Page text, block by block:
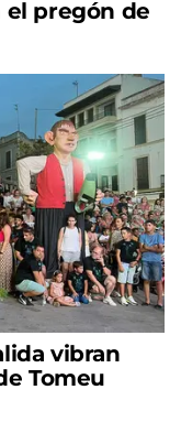
el pregón de
vibran
Tomeu